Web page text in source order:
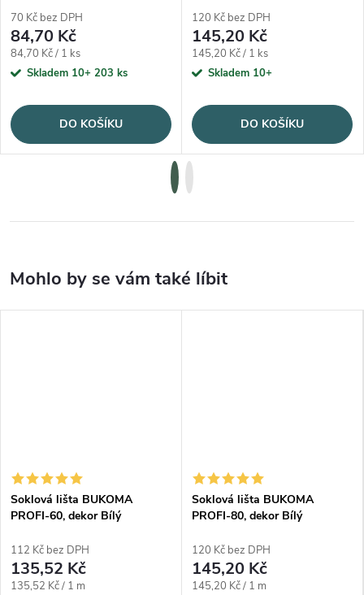
70 Kč bez DPH
84,70 Kč
Měrná cena:
84,70 Kč / 1 ks
Skladem 10+ 203 ks
DO KOŠÍKU
120 Kč bez DPH
145,20 Kč
Měrná cena:
145,20 Kč / 1 ks
Skladem 10+
DO KOŠÍKU
Soklová lišta BUKOMA
PROFI-60, dekor Bílý
112 Kč bez DPH
135,52 Kč
Měrná cena:
135,52 Kč / 1 m
Soklová lišta BUKOMA
PROFI-80, dekor Bílý
120 Kč bez DPH
145,20 Kč
Měrná cena:
145,20 Kč / 1 m